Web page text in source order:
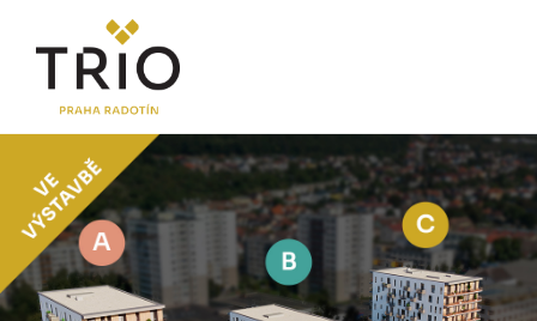
O PROJEKTU
Proč TRIO Radotín
FAQ sekce
Novinky